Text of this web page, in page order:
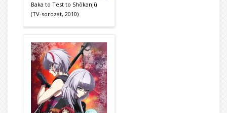
Baka to Test to Shōkanjū
(TV-sorozat, 2010)